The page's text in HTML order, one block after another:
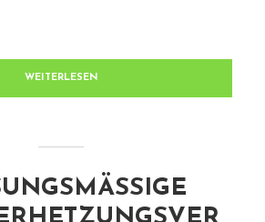
WEITERLESEN
V